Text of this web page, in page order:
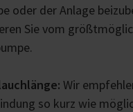
oder der Anlage
Sie vom
Wir
so kurz wie